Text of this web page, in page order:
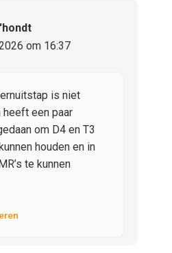
om 16:37
is niet
heeft een paar
om D4 en T3
houden en in
te kunnen